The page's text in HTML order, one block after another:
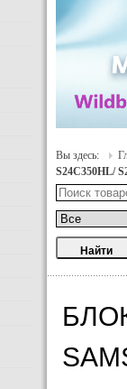
Вы здесь:
S24C350HL/